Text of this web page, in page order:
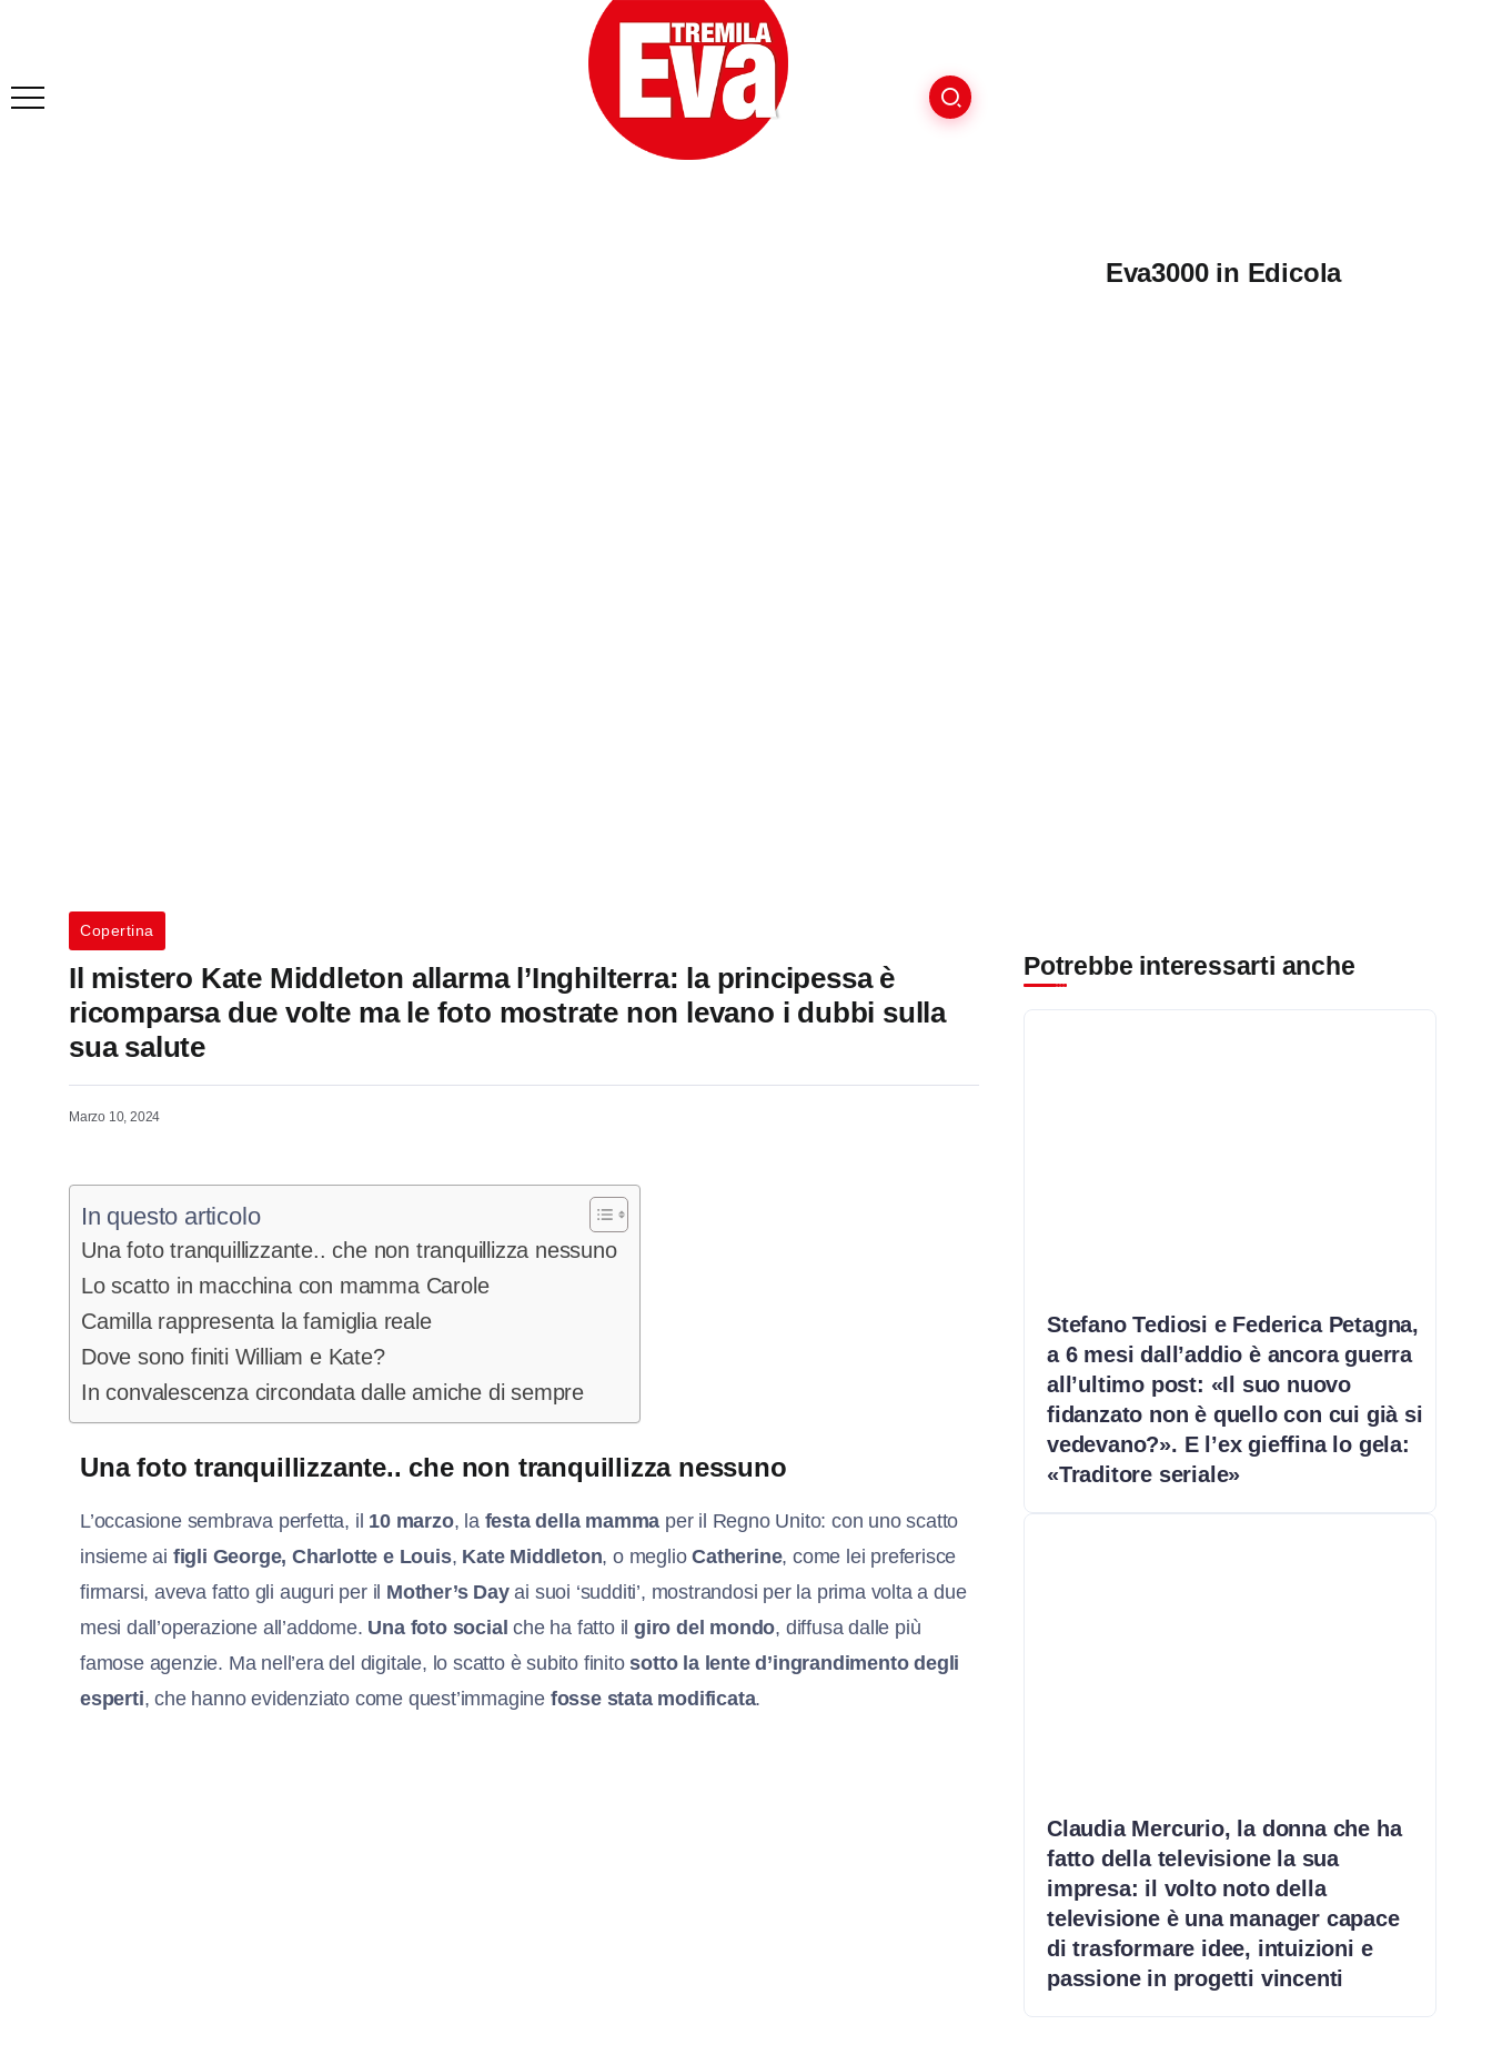
Copertina
Il mistero Kate Middleton allarma l’Inghilterra: la principessa è
ricomparsa due volte ma le foto mostrate non levano i dubbi sulla
sua salute
Marzo 10, 2024
In questo articolo
Una foto tranquillizzante.. che non tranquillizza nessuno
Lo scatto in macchina con mamma Carole
Camilla rappresenta la famiglia reale
Dove sono finiti William e Kate?
In convalescenza circondata dalle amiche di sempre
Una foto tranquillizzante.. che non tranquillizza nessuno
L’occasione sembrava perfetta, il 10 marzo, la festa della mamma per il Regno Unito: con uno scatto
insieme ai figli George, Charlotte e Louis, Kate Middleton, o meglioCatherine, come lei preferisce
firmarsi, aveva fatto gli auguri per il Mother’s Dayai suoi ‘sudditi’, mostrandosi per la prima volta a due
mesi dall’operazione all’addome. Una foto social che ha fatto ilgiro del mondo, diffusa dalle più
famose agenzie. Ma nell’era del digitale, lo scatto è subito finitosotto la lente d’ingrandimento degli
esperti, che hanno evidenziato come quest’immagine fosse stata modificata.
Eva3000 in Edicola
Potrebbe interessarti anche
Stefano Tediosi e Federica Petagna,
a 6 mesi dall’addio è ancora guerra
all’ultimo post: «Il suo nuovo
fidanzato non è quello con cui già si
vedevano?». E l’ex gieffina lo gela:
«Traditore seriale»
Claudia Mercurio, la donna che ha
fatto della televisione la sua
impresa: il volto noto della
televisione è una manager capace
di trasformare idee, intuizioni e
passione in progetti vincenti